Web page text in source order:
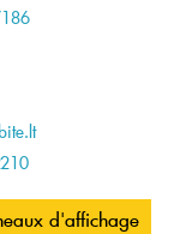
d'affichage